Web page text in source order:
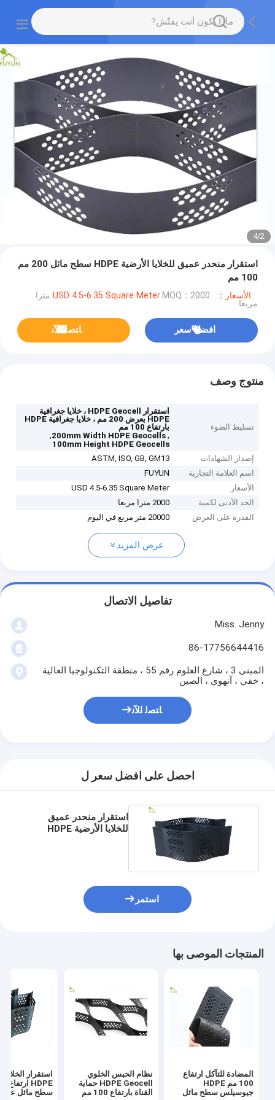
2
/
4
استقرار منحدر عميق للخلايا الأرضية HDPE سطح مائل 200 مم
100 مم
الأسعار：USD 4.5-6.35 Square Meter MOQ：2000 مترا
مربعا
افضل سعر ﺎﺘﺼﻟ ﺍﻶﻧ
منتوج وصف
تسليط الضوء
استقرار HDPE Geocell ، خلايا جغرافية
HDPE بعرض 200 مم ، خلايا جغرافية HDPE
بارتفاع 100 مم
,
200mm Width HDPE Geocells
,
100mm Height HDPE Geocells
إصدار الشهادات
ASTM, ISO, GB, GM13
اسم العلامة التجارية
FUYUN
الأسعار
USD 4.5-6.35 Square Meter
الحد الأدنى لكمية
2000 مترا مربعا
القدرة على العرض
20000 متر مربع في اليوم
عرض المزيد
تفاصيل الاتصال
Miss. Jenny
86-17756644416
المبنى 3 ، شارع العلوم رقم 55 ، منطقة التكنولوجيا العالية
، خفي ، آنهوي ، الصين
ﺎﺘﺼﻟ ﺍﻶﻧ
احصل على افضل سعر ل
استقرار منحدر عميق
للخلايا الأرضية HDPE
استمر
المنتجات الموصى بها
المضادة للتآكل ارتفاع
100 مم HDPE
جيوسيلس سطح مائل
نظام الحبس الخلوي
HDPE Geocell حماية
القناة بارتفاع 100 مم
استقرار الخلايا